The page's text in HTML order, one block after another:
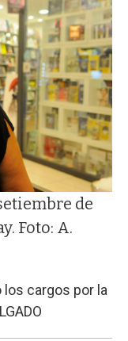
de
Foto: A.
los cargos por la